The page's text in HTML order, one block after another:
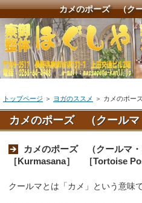
カメのポーズ （ク
トップページ ＞ ヨガのススメ ＞ カメのポー
カメのポーズ （クールマ
カメのポーズ （クールマ
［Kurmasana］ ［Tortoise
クールマとは「カメ」という意味